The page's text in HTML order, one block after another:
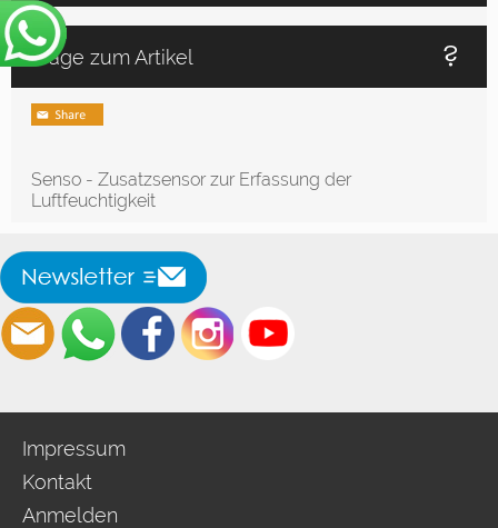
Frage zum Artikel
Senso - Zusatzsensor zur Erfassung der
Luftfeuchtigkeit
Impressum
Kontakt
Anmelden